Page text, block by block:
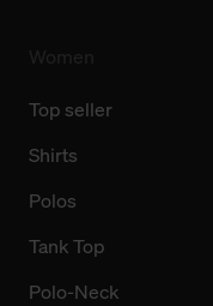
Top seller
Shirts
Polos
Tank Top
Polo-Neck